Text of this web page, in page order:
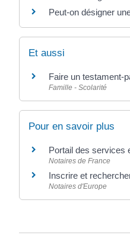
Peut-on désigner
Et aussi
Faire un testament-
Famille - Scolarité
Pour en savoir plus
Portail des services
Notaires de France
Inscrire et
Notaires d'Europe